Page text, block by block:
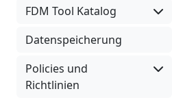
FDM Tool Katalog
Datenspeicherung
Policies und
Richtlinien